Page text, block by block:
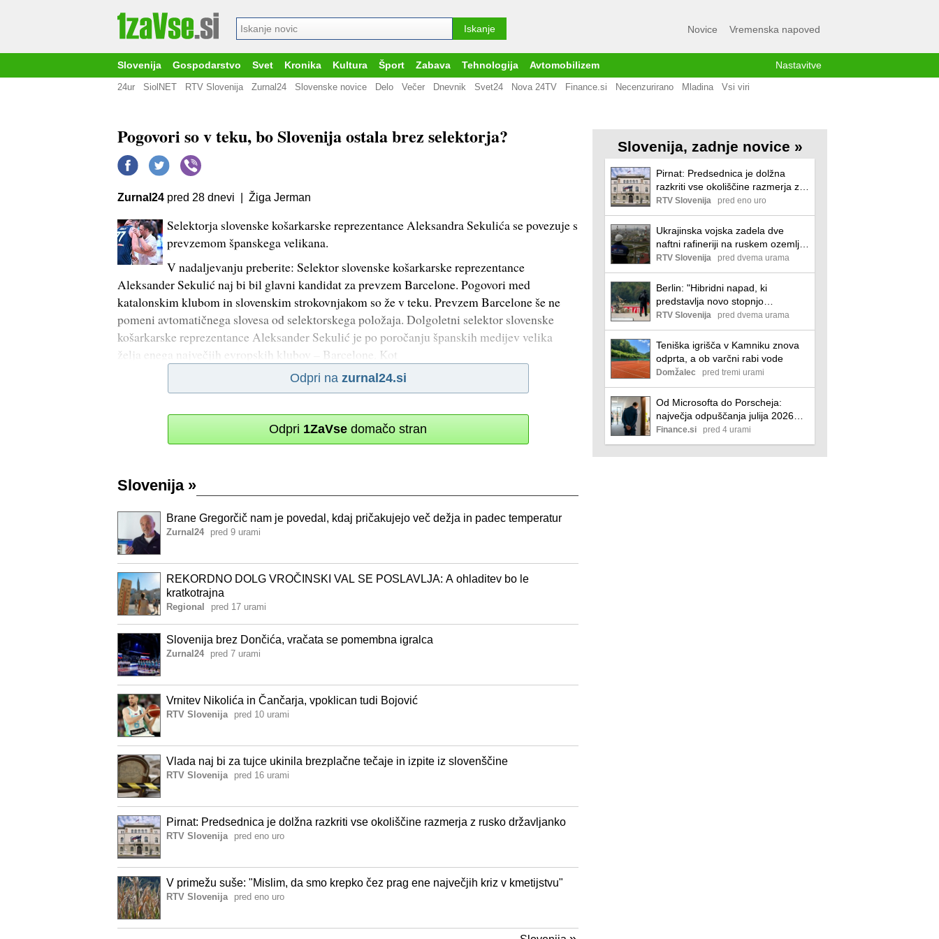
Novice Vremenska napoved
Slovenija Gospodarstvo Svet Kronika Kultura Šport Zabava Tehnologija Avtomobilizem Nastavitve
24ur SiolNET RTV Slovenija Zurnal24 Slovenske novice Delo Večer Dnevnik Svet24 Nova 24TV Finance.si Necenzurirano Mladina Vsi viri
Pogovori so v teku, bo Slovenija ostala brez selektorja?
Zurnal24 pred 28 dnevi | Žiga Jerman
Selektorja slovenske košarkarske reprezentance Aleksandra Sekulića se povezuje s
prevzemom španskega velikana.
V nadaljevanju preberite: Selektor slovenske košarkarske reprezentance
Aleksander Sekulić naj bi bil glavni kandidat za prevzem Barcelone. Pogovori med
katalonskim klubom in slovenskim strokovnjakom so že v teku. Prevzem Barcelone še ne
pomeni avtomatičnega slovesa od selektorskega položaja. Dolgoletni selektor slovenske
košarkarske reprezentance Aleksander Sekulić je po poročanju španskih medijev velika
želja enega največjih evropskih klubov – Barcelone. Kot
Odpri na zurnal24.si
Odpri 1ZaVse domačo stran
Slovenija »
Brane Gregorčič nam je povedal, kdaj pričakujejo več dežja in padec temperatur
Zurnal24 pred 9 urami
REKORDNO DOLG VROČINSKI VAL SE POSLAVLJA: A ohladitev bo le
kratkotrajna
Regional pred 17 urami
Slovenija brez Dončića, vračata se pomembna igralca
Zurnal24 pred 7 urami
Vrnitev Nikolića in Čančarja, vpoklican tudi Bojović
RTV Slovenija pred 10 urami
Vlada naj bi za tujce ukinila brezplačne tečaje in izpite iz slovenščine
RTV Slovenija pred 16 urami
Pirnat: Predsednica je dolžna razkriti vse okoliščine razmerja z rusko državljanko
RTV Slovenija pred eno uro
V primežu suše: "Mislim, da smo krepko čez prag ene največjih kriz v kmetijstvu"
RTV Slovenija pred eno uro
Slovenija, zadnje novice »
Pirnat: Predsednica je dolžna
razkriti vse okoliščine razmerja z
rusko državljanko
RTV Slovenija pred eno uro
Ukrajinska vojska zadela dve
naftni rafineriji na ruskem ozemlju.
Zelenski na obisk k Vučiću.
RTV Slovenija pred dvema urama
Berlin: "Hibridni napad, ki
predstavlja novo stopnjo
nevarnosti". Primer prevzelo
zvezno tožilstvo.
RTV Slovenija pred dvema urama
Teniška igrišča v Kamniku znova
odprta, a ob varčni rabi vode
Domžalec pred tremi urami
Od Microsofta do Porscheja:
največja odpuščanja julija 2026
poslovni
Finance.si pred 4 urami